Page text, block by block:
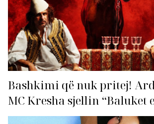
Bashkimi që nuk pritej!
MC Kresha sjellin “Baluket
ndezin rrjetin!